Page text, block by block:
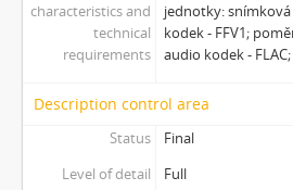
[Subseries] SOFT DETECTIVE
[Subseries] Intercore
[Subseries] Soft, Soft, Soft,
characteristics and
technical
requirements
jednotky: snímková
kodek - FFV1;
audio kodek -
Description control area
Status
Final
Level of detail
Full